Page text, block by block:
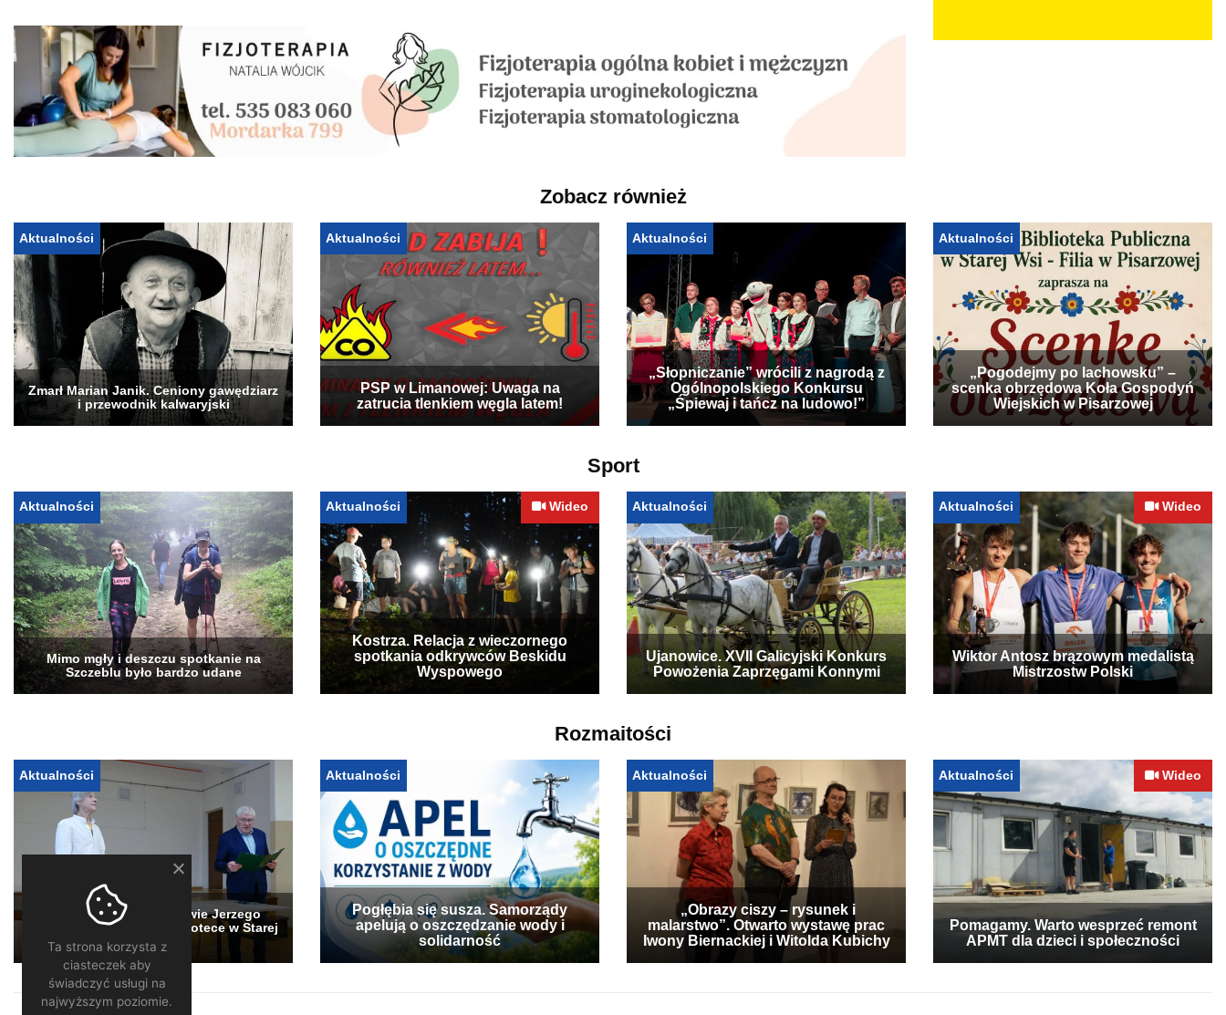
Zobacz również
Aktualności
Zmarł Marian Janik. Ceniony gawędziarz
i przewodnik kalwaryjski
Aktualności
PSP w Limanowej: Uwaga na
zatrucia tlenkiem węgla latem!
Aktualności
„Słopniczanie” wrócili z nagrodą z
Ogólnopolskiego Konkursu
„Śpiewaj i tańcz na ludowo!”
Aktualności
„Pogodejmy po lachowsku” –
scenka obrzędowa Koła Gospodyń
Wiejskich w Pisarzowej
Sport
Aktualności
Mimo mgły i deszczu spotkanie na
Szczeblu było bardzo udane
Aktualności Wideo
Kostrza. Relacja z wieczornego
spotkania odkrywców Beskidu
Wyspowego
Aktualności
Ujanowice. XVII Galicyjski Konkurs
Powożenia Zaprzęgami Konnymi
Aktualności Wideo
Wiktor Antosz brązowym medalistą
Mistrzostw Polski
Rozmaitości
Aktualności
„Stary Sącz” w obiektywie Jerzego
Jędrysa – wystawa w bibliotece w Starej
Wsi
Aktualności
Pogłębia się susza. Samorządy
apelują o oszczędzanie wody i
solidarność
Aktualności
„Obrazy ciszy – rysunek i
malarstwo”. Otwarto wystawę prac
Iwony Biernackiej i Witolda Kubichy
Aktualności Wideo
Pomagamy. Warto wesprzeć remont
APMT dla dzieci i społeczności
Ta strona korzysta z
ciasteczek aby
świadczyć usługi na
najwyższym poziomie.